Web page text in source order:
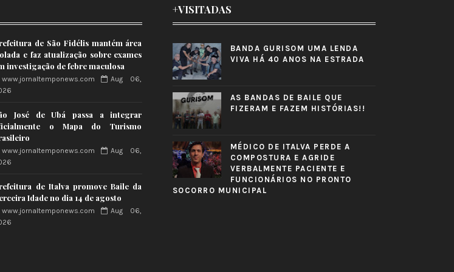
de São Fidélis mantém área
e faz atualização sobre exames
investigação de febre maculosa
www.jornaltemponews.com
Aug 06,
José de Ubá passa a integrar
o Mapa do Turismo
www.jornaltemponews.com
Aug 06,
de Italva promove Baile da
Idade no dia 14 de agosto
www.jornaltemponews.com
Aug 06,
+VISITADAS
BANDA GURISOM UMA LENDA
VIVA HÁ 40 ANOS NA ESTRADA
AS BANDAS DE BAILE QUE
FIZERAM E FAZEM HISTÓRIAS!!
MÉDICO DE ITALVA PERDE A
COMPOSTURA E AGRIDE
VERBALMENTE PACIENTE E
FUNCIONÁRIOS NO PRONTO
SOCORRO MUNICIPAL